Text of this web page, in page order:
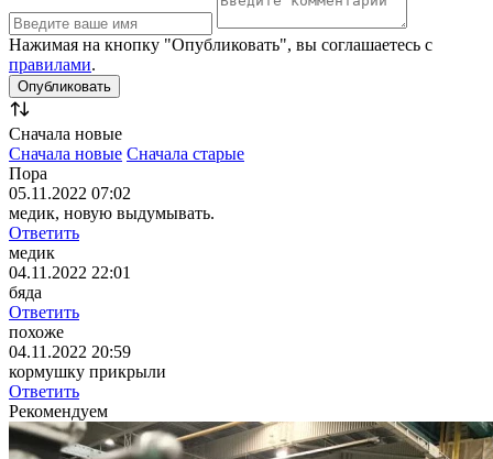
Нажимая на кнопку "Опубликовать", вы соглашаетесь с
правилами.
Сначала новые
Сначала новые Сначала старые
Пора
05.11.2022 07:02
медик, новую выдумывать.
Ответить
медик
04.11.2022 22:01
бяда
Ответить
похоже
04.11.2022 20:59
кормушку прикрыли
Ответить
Рекомендуем